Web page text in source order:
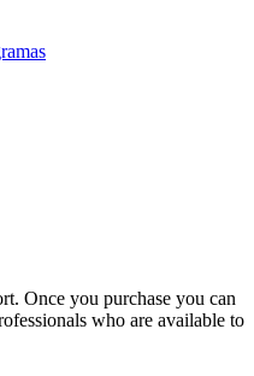
Once you purchase you can
who are available to